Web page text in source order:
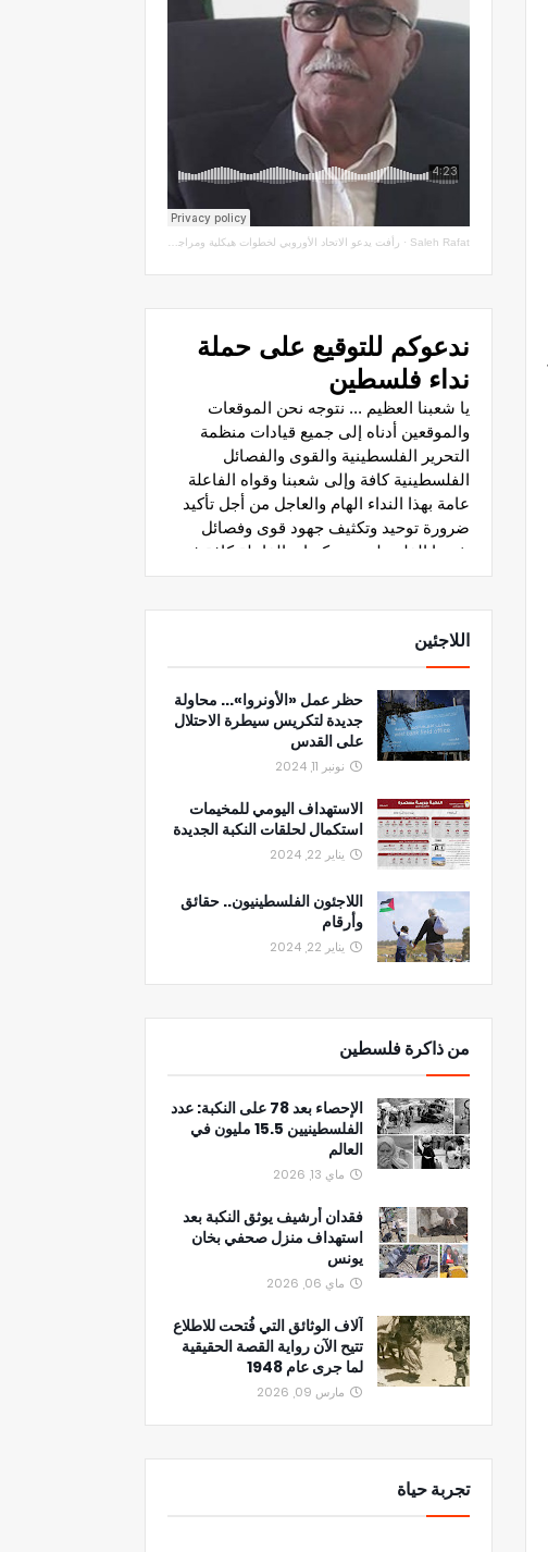
Saleh Rafat
· رأفت يدعو الاتحاد الأوروبي لخطوات هيكلية ومراجعة اتفاقيات الشراكة مع سلطة الاحتلال
اللاجئين
حظر عمل «الأونروا»... محاولة
جديدة لتكريس سيطرة الاحتلال
على القدس
نونبر 11, 2024
الاستهداف اليومي للمخيمات
استكمال لحلقات النكبة الجديدة
يناير 22, 2024
اللاجئون الفلسطينيون.. حقائق
وأرقام
يناير 22, 2024
من ذاكرة فلسطين
الإحصاء بعد 78 على النكبة: عدد
الفلسطينيين 15.5 مليون في
العالم
ماي 13, 2026
فقدان أرشيف يوثق النكبة بعد
استهداف منزل صحفي بخان
يونس
ماي 06, 2026
آلاف الوثائق التي فُتحت للاطلاع
تتيح الآن رواية القصة الحقيقية
لما جرى عام 1948
مارس 09, 2026
تجربة حياة